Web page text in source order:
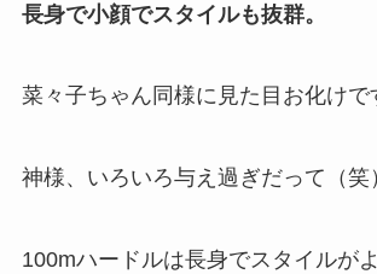
長身で小顔でスタイルも抜群。
菜々子ちゃん同様に見た目お化けで
神様、いろいろ与え過ぎだって（笑
100mハードルは長身でスタイルが